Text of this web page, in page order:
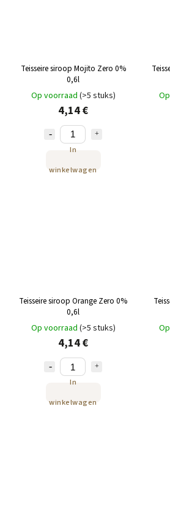
Teisseire siroop Mojito Zero 0%
0,6l
Op voorraad (>5 stuks)
4,14 €
In
winkelwagen
Teisseire siroop Orange Zero 0%
0,6l
Op voorraad (>5 stuks)
4,14 €
In
winkelwagen